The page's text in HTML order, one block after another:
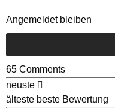
Angemeldet bleiben
65 Comments
neuste
älteste beste Bewertung